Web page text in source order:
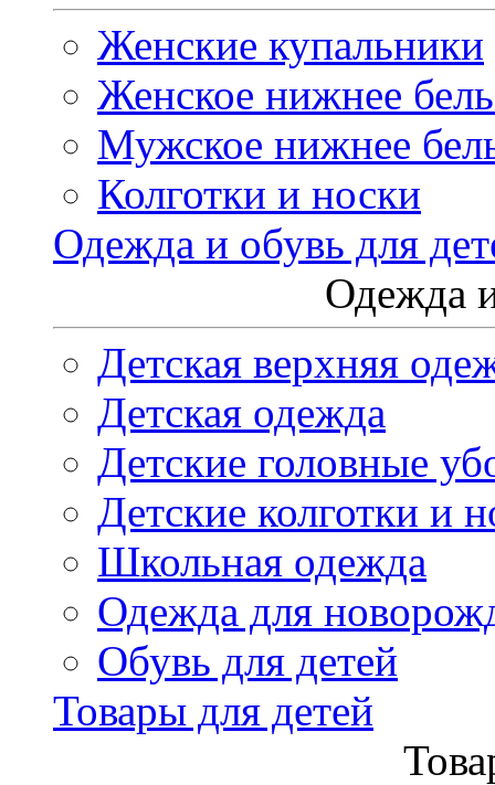
Женские купальники
Женское нижнее
Мужское нижнее
Колготки и носки
Одежда и обувь для
Одежда
Детская верхняя
Детская одежда
Детские головные
Детские колготки и
Школьная одежда
Одежда для
Обувь для детей
Товары для детей